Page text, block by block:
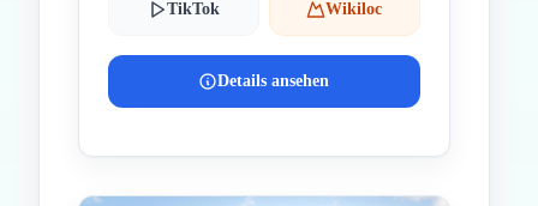
TikTok Wikiloc
Details ansehen